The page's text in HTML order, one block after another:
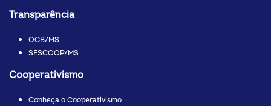
Transparência
OCB/MS
SESCOOP/MS
Cooperativismo
Conheça o Cooperativismo